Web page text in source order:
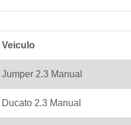
Veiculo
Jumper 2.3 Manual
Ducato 2.3 Manual